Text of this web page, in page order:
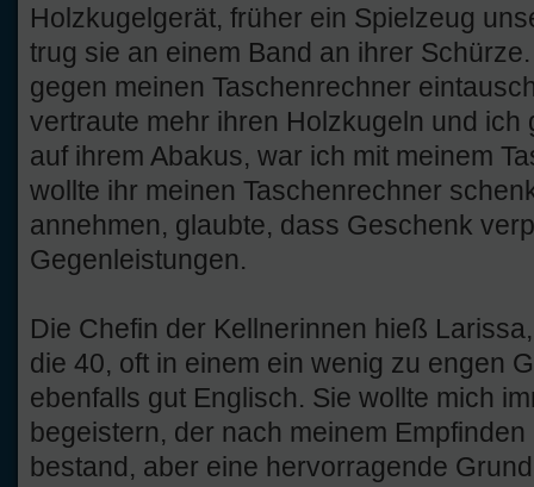
Holzkugelgerät, früher ein Spielzeug
trug sie an einem Band an ihrer
gegen meinen Taschenrechner
vertraute mehr ihren Holzkugeln und ich
auf ihrem Abakus, war ich mit meinem
wollte ihr meinen Taschenrechner
annehmen, glaubte, dass Geschenk
Gegenleistungen.
Die Chefin der Kellnerinnen hieß
die 40, oft in einem ein wenig zu engen
ebenfalls gut Englisch. Sie wollte mich
begeistern, der nach meinem
bestand, aber eine hervorragende